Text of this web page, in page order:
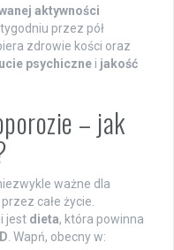
aktywności
przez pół
zdrowie kości oraz
psychiczne i jakość
– jak
ważne dla
całe życie.
jest dieta, która powinna
. Wapń, obecny w: